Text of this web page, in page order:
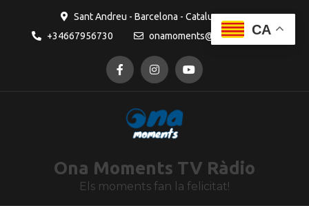
Sant Andreu - Barcelona - Catalunya
+34667956730
onamoments@gmail.com
Ona Moments TV Ràdio
Els moments fan la felicitat!
CA